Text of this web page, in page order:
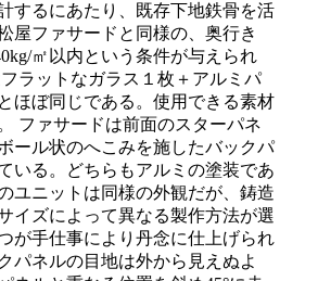
するにあたり、既存下地鉄骨を活
屋ファサードと同様の、奥行き
㎡ 以内という条件が与えられ
ラットなガラス１枚＋アルミパ
ほぼ同じである。使用できる素材
ファサードは前面のスターパネ
ール状のへこみを施したバックパ
いる。どちらもアルミの塗装であ
ユニットは同様の外観だが、鋳造
イズによって異なる製作方法が選
が手仕事により丹念に仕上げられ
パネルの目地は外から見えぬよ